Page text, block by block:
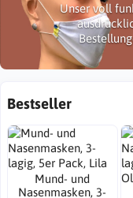
Unser voll
Bestseller
Mund- und
Nasenmasken, 3-